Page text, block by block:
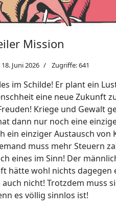
Mission
18. Juni 2026 Zugriffe: 641
im Schilde! Er plant ein
eine neue Zukunft
Kriege und Gewalt
dann nur noch eine
ein einziger Austausch von
muss mehr Steuern
eines im Sinn! Der
hätte wohl nichts dagegen
auch nicht! Trotzdem muss
es völlig sinnlos ist!